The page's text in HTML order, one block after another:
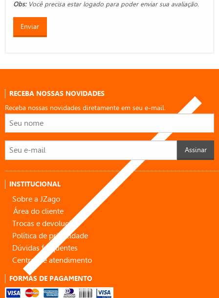
Obs:Você precisa estar logado para poder enviar sua avaliação.
Enviar
RECEBA NOSSAS NOVIDADES
Receba nossas novidades diretamente em seu e-mail.
Assinar
INSTITUCIONAL
Sobre a JZago
Área do cliente
Trocas e devoluções
Política de privacidade
Dúvidas frequentes
Central de atendimento
FORMAS DE PAGAMENTO